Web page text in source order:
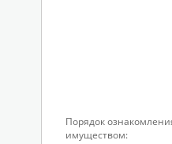
Порядок
имуществом: